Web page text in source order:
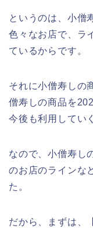
というのは、小僧
色々なお店で、ラ
ているからです。
それに小僧寿しの
僧寿しの商品を
今後も利用してい
なので、小僧寿し
のお店のラインな
た。
だから、まずは、